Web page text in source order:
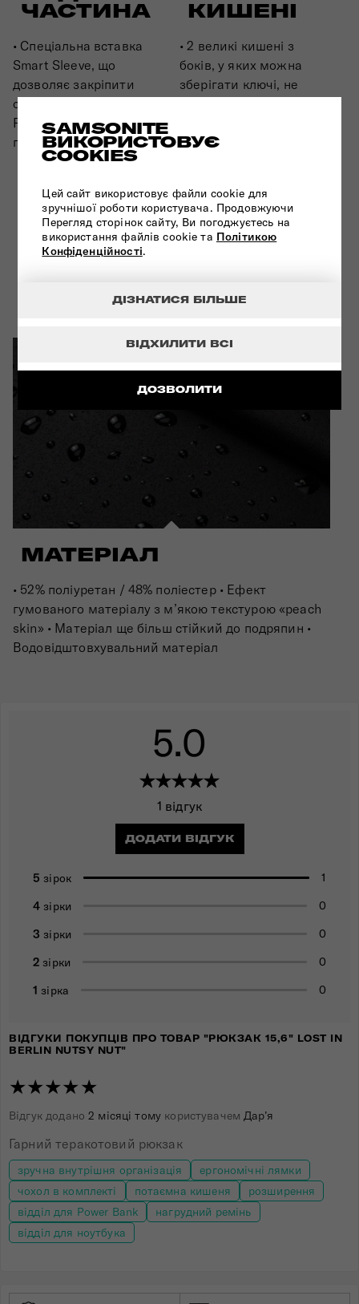
SAMSONITE
ВИКОРИСТОВУЄ
COOKIES
Цей сайт використовує файли cookie для
зручнішої роботи користувача. Продовжуючи
Перегляд сторінок сайту, Ви погоджуєтесь на
використання файлів cookie та Політикою
Конфіденційності.
ДОЗВОЛИТИ
ВІДХИЛИТИ ВСІ
ДІЗНАТИСЯ БІЛЬШЕ
ЧАСТИНА
• Спеціальна вставка
Smart Sleeve, що
дозволяє закріпити
сумку на валізі •
Регульовані та м’які
плечові лямки рюкзака
КИШЕНІ
• 2 великі кишені з
боків, у яких можна
зберігати ключі, не
кишені з доступом зі
матовим покриттям
для покращеної
водостійкості •
та силіконовими
МАТЕРІАЛ
• 52% поліуретан / 48% поліестер • Ефект
гумованого матеріалу з м’якою текстурою «peach
skin» • Матеріал ще більш стійкий до подряпин •
Водовідштовхувальний матеріал
5.0
1 відгук
ДОДАТИ ВІДГУК
5 зірок 1
4 зірки 0
3 зірки 0
2 зірки 0
1 зірка 0
ВІДГУКИ ПОКУПЦІВ ПРО ТОВАР "РЮКЗАК 15,6" LOST IN
BERLIN NUTSY NUT"
★★★★★
Відгук додано2 місяці тому користувачемДар’я
Гарний теракотовий рюкзак
зручна внутрішня організація
ергономічні лямки
чохол в комплекті
потаємна кишеня
розширення
відділ для Power Bank
нагрудний ремінь
відділ для ноутбука